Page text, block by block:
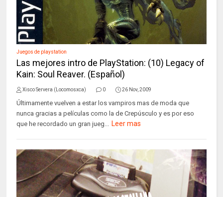
Juegos de playstation
Las mejores intro de PlayStation: (10) Legacy of
Kain: Soul Reaver. (Español)
Xisco Servera (Locomosxca) 0 26 Nov, 2009
Últimamente vuelven a estar los vampiros mas de moda que
nunca gracias a películas como la de Crepúsculo y es por eso
que he recordado un gran jueg...
Leer mas